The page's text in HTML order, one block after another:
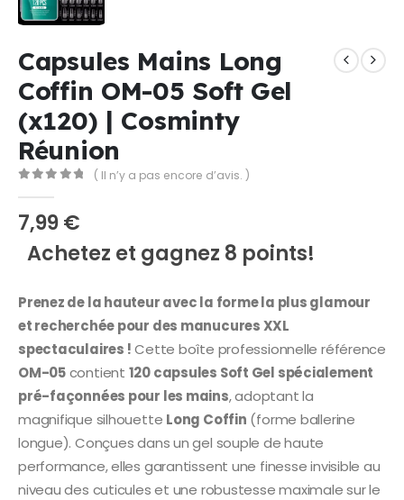
Capsules Mains Long
Coffin OM-05 Soft Gel
(x120) | Cosminty
Réunion
( Il n’y a pas encore d’avis. )
7,99€
Achetez et gagnez 8 points!
Prenez de la hauteur avec la forme la plus glamour
et recherchée pour des manucures XXL
spectaculaires !Cette boîte professionnelle référence
OM-05contient 120 capsules Soft Gel spécialement
pré-façonnées pour les mains, adoptant la
magnifique silhouette Long Coffin (forme ballerine
longue). Conçues dans un gel souple de haute
performance, elles garantissent une finesse invisible au
niveau des cuticules et une robustesse maximale sur le